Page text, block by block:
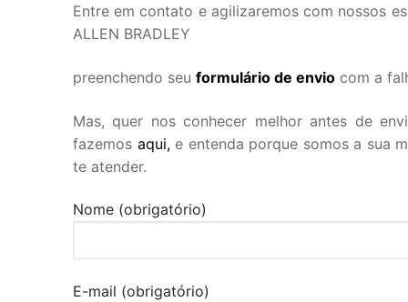
Entre em contato e agilizaremos com nossos
ALLEN BRADLEY
preenchendo seu formulário de envio com a
Mas, quer nos conhecer melhor antes de
fazemos aqui,e entenda porque somos a sua
te atender.
Nome (obrigatório)
E-mail (obrigatório)